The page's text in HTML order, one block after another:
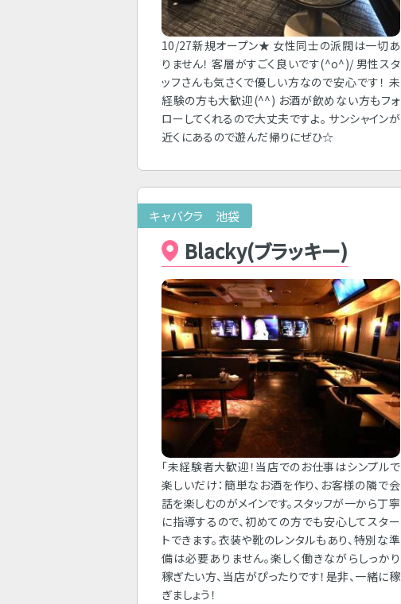
10/27新規オープン★ 女性同士の派閥は一切あ
りません！ 客層がすごく良いです(^o^)/ 男性スタ
ッフさんも気さくで優しい方なので安心です！ 未
経験の方も大歓迎(^^) お酒が飲めない方もフォ
ローしてくれるので大丈夫ですよ。 サンシャインが
近くにあるので遊んだ帰りにぜひ☆
キャバクラ 池袋
Blacky(ブラッキー)
「未経験者大歓迎！当店でのお仕事はシンプルで
楽しいだけ：簡単なお酒を作り、お客様の隣で会
話を楽しむのがメインです。スタッフが一から丁寧
に指導するので、初めての方でも安心してスター
トできます。衣装や靴のレンタルもあり、特別な準
備は必要ありません。楽しく働きながらしっかり
稼ぎたい方、当店がぴったりです！是非、一緒に稼
ぎましょう！